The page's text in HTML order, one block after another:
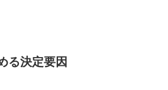
コラム
る決定要因